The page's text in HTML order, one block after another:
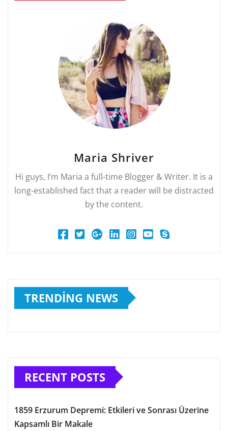
Maria Shriver
Hi guys, I’m Maria a full-time Blogger & Writer. It is a
long-established fact that a reader will be distracted
by the content.
TRENDING NEWS
RECENT POSTS
1859 Erzurum Depremi: Etkileri ve Sonrası Üzerine
Kapsamlı Bir Makale